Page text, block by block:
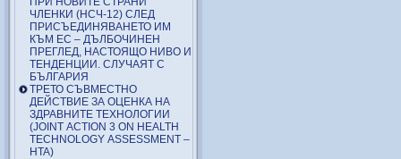
ЧЛЕНКИ (НСЧ-12) СЛЕД
ПРИСЪЕДИНЯВАНЕТО ИМ
КЪМ ЕС – ДЪЛБОЧИНЕН
ПРЕГЛЕД, НАСТОЯЩО НИВО И
ТЕНДЕНЦИИ. СЛУЧАЯТ С
БЪЛГАРИЯ
ТРЕТО СЪВМЕСТНО
ДЕЙСТВИЕ ЗА ОЦЕНКА НА
ЗДРАВНИТЕ ТЕХНОЛОГИИ
(JOINT ACTION 3 ON HEALTH
TECHNOLOGY ASSESSMENT –
HTA)